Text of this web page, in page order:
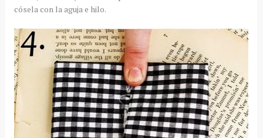
cósela con la aguja e hilo.